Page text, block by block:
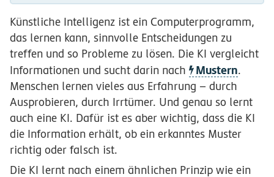
Künstliche Intelligenz ist ein Computerprogramm,
das lernen kann, sinnvolle Entscheidungen zu
treffen und so Probleme zu lösen. Die KI vergleicht
Informationen und sucht darin nach
Mustern.
Menschen lernen vieles aus Erfahrung – durch
Ausprobieren, durch Irrtümer. Und genau so lernt
auch eine KI. Dafür ist es aber wichtig, dass die KI
die Information erhält, ob ein erkanntes Muster
richtig oder falsch ist.
Die KI lernt nach einem ähnlichen Prinzip wie ein